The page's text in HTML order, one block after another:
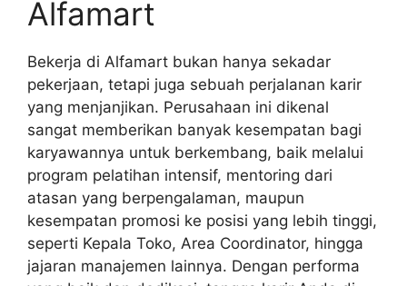
Alfamart
Bekerja di Alfamart bukan hanya sekadar
pekerjaan, tetapi juga sebuah perjalanan karir
yang menjanjikan. Perusahaan ini dikenal
sangat memberikan banyak kesempatan bagi
karyawannya untuk berkembang, baik melalui
program pelatihan intensif, mentoring dari
atasan yang berpengalaman, maupun
kesempatan promosi ke posisi yang lebih tinggi,
seperti Kepala Toko, Area Coordinator, hingga
jajaran manajemen lainnya. Dengan performa